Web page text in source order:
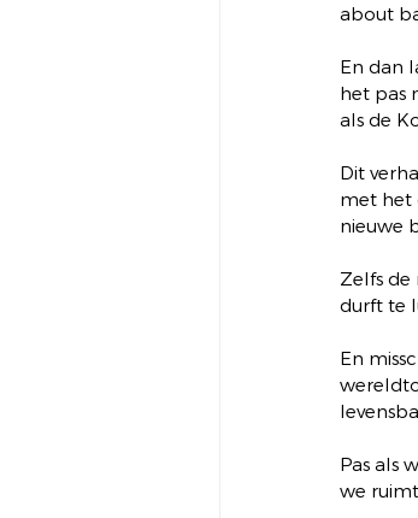
about
En dan
het pas
als de
Dit
met het
nieuwe
Zelfs de
durft te
En
Pas als
we